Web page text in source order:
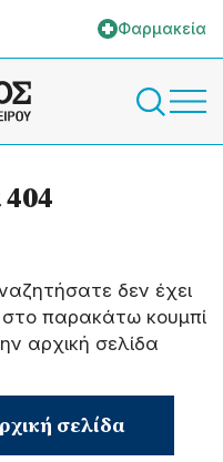
Φαρμακεία
δεν έχει
παρακάτω κουμπί
αρχική σελίδα
σελίδα